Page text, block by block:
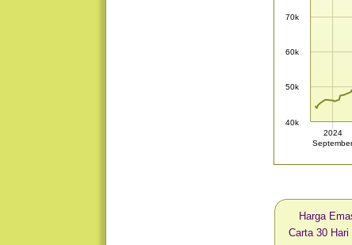
40k
50k
60k
70k
2024
Harga
Carta 30